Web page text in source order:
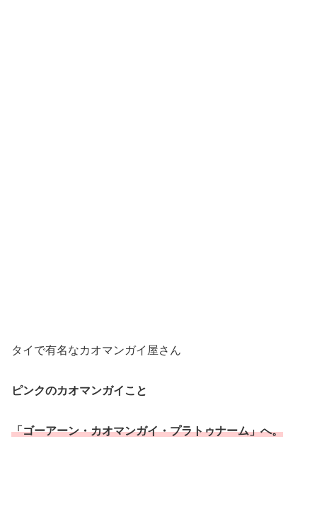
タイで有名なカオマンガイ屋さん
ピンクのカオマンガイこと
「ゴーアーン・カオマンガイ・プラトゥナーム」へ。